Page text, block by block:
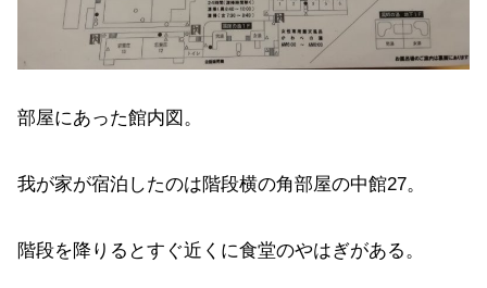
部屋にあった館内図。
我が家が宿泊したのは階段横の角部屋の中館27。
階段を降りるとすぐ近くに食堂のやはぎがある。